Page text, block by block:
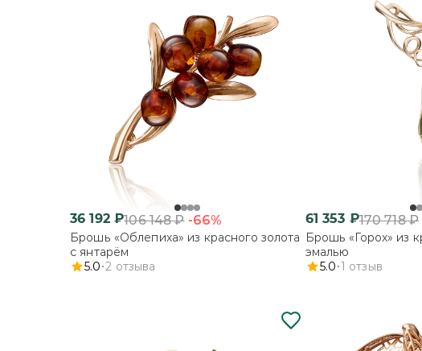
36 192₽106 148₽ -66%
Брошь «Облепиха» из красного золота
с янтарём
5.0 2 отзыва
61 353 ₽170 718₽
Брошь «Горох» из красного золота с
эмалью
5.0 1 отзыв